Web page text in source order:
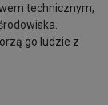
technicznym,
go ludzie z